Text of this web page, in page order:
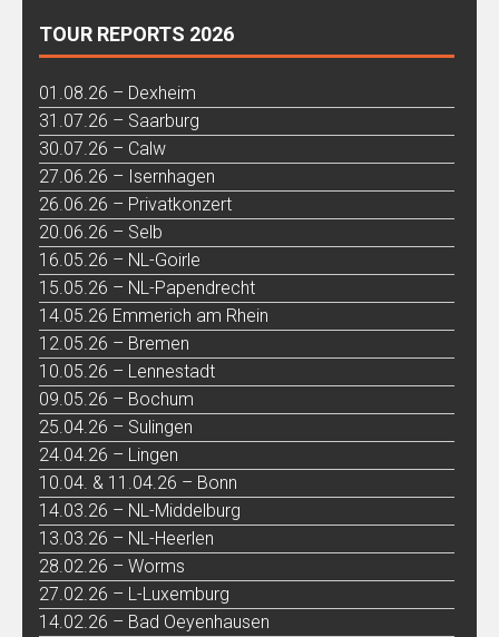
TOUR REPORTS 2026
01.08.26 – Dexheim
31.07.26 – Saarburg
30.07.26 – Calw
27.06.26 – Isernhagen
26.06.26 – Privatkonzert
20.06.26 – Selb
16.05.26 – NL-Goirle
15.05.26 – NL-Papendrecht
14.05.26 Emmerich am Rhein
12.05.26 – Bremen
10.05.26 – Lennestadt
09.05.26 – Bochum
25.04.26 – Sulingen
24.04.26 – Lingen
10.04. & 11.04.26 – Bonn
14.03.26 – NL-Middelburg
13.03.26 – NL-Heerlen
28.02.26 – Worms
27.02.26 – L-Luxemburg
14.02.26 – Bad Oeyenhausen